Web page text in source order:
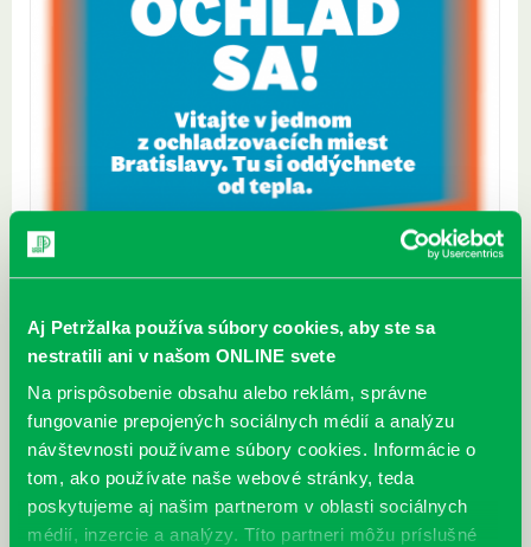
Aj Petržalka používa súbory cookies, aby ste sa
nestratili ani v našom ONLINE svete
Na prispôsobenie obsahu alebo reklám, správne
fungovanie prepojených sociálnych médií a analýzu
návštevnosti používame súbory cookies. Informácie o
tom, ako používate naše webové stránky, teda
poskytujeme aj našim partnerom v oblasti sociálnych
médií, inzercie a analýzy. Títo partneri môžu príslušné
„Ochlaď sa!“ v petržalskej knižnici na Vavilovovej 26
30.07.
Letné horúčavy dajú zabrať každému z nás. Chceme vás preto
informovať, že sa naša petržalská knižnica stala súčasťou pilotného